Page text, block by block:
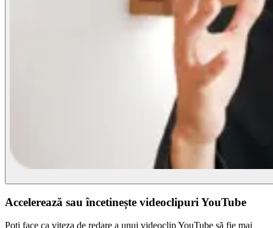
Accelerează sau încetinește videoclipuri YouTube
Poți face ca viteza de redare a unui videoclip YouTube să fie mai